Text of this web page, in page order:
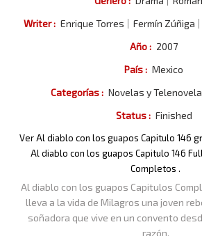
Writer : Enrique Torres Fermín Zúñiga
Año : 2007
País : Mexico
Categorías : Novelas y
Status : Finished
Ver Al diablo con los guapos Capitulo 146
Al diablo con los guapos Capitulo 146
Completos .
Al diablo con los guapos Capitulos
lleva a la vida de Milagros una joven
soñadora que vive en un convento
razón.